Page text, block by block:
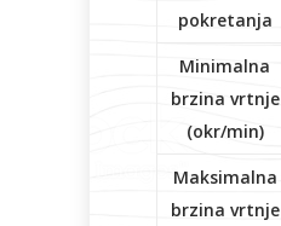
pokretanja
Minimalna
brzina vrtnje
(okr/min)
Maksimalna
brzina vrtnje